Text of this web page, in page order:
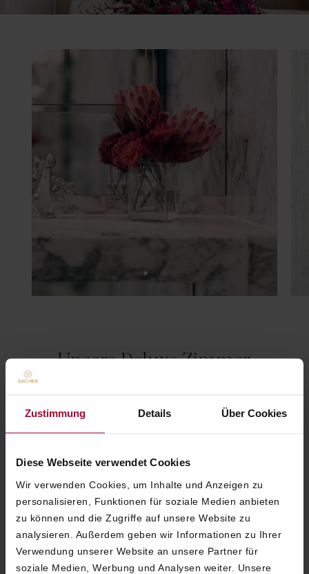
Zustimmung Details Über Cookies
Diese Webseite verwendet Cookies
Wir verwenden Cookies, um Inhalte und Anzeigen zu
personalisieren, Funktionen für soziale Medien anbieten
zu können und die Zugriffe auf unsere Website zu
analysieren. Außerdem geben wir Informationen zu Ihrer
Verwendung unserer Website an unsere Partner für
soziale Medien, Werbung und Analysen weiter. Unsere
Unsere Deluxe Zimmer
bieten individuell gestalteten
Komfort auf allen Ebenen –
mit Wiener Charme und
ANDREAS KEESE
HOTEL DIREKTOR